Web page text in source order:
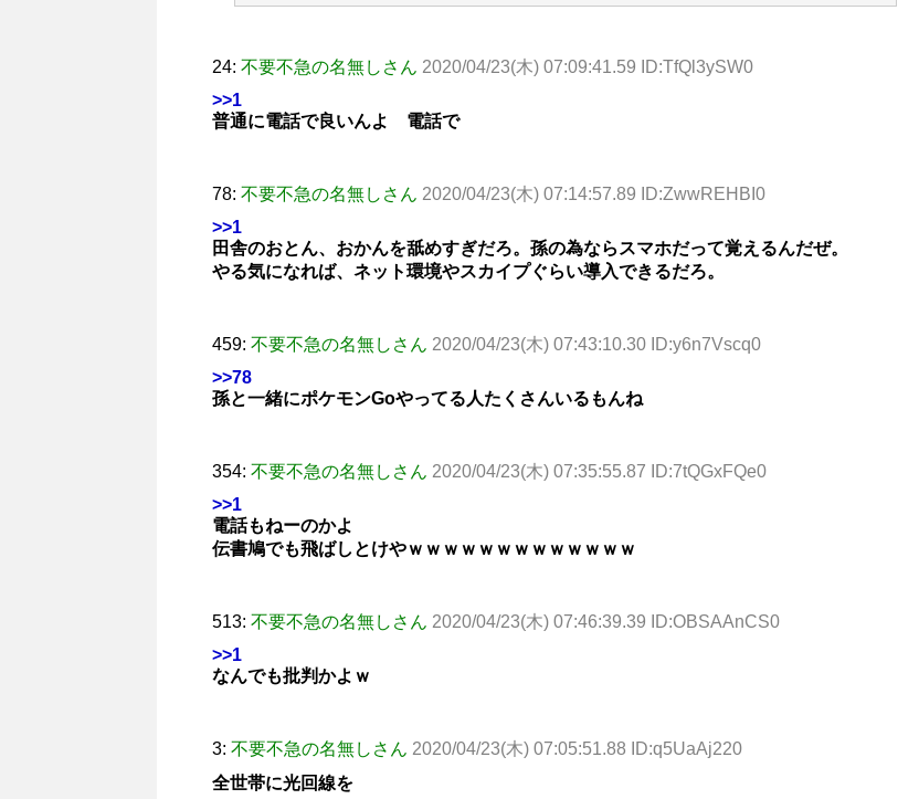
24: 不要不急の名無しさん 2020/04/23(木) 07:09:41.59 ID:TfQl3ySW0
>>1
普通に電話で良いんよ 電話で
78: 不要不急の名無しさん 2020/04/23(木) 07:14:57.89 ID:ZwwREHBI0
>>1
田舎のおとん、おかんを舐めすぎだろ。孫の為ならスマホだって覚えるんだぜ。
やる気になれば、ネット環境やスカイプぐらい導入できるだろ。
459: 不要不急の名無しさん 2020/04/23(木) 07:43:10.30 ID:y6n7Vscq0
>>78
孫と一緒にポケモンGoやってる人たくさんいるもんね
354: 不要不急の名無しさん 2020/04/23(木) 07:35:55.87 ID:7tQGxFQe0
>>1
電話もねーのかよ
伝書鳩でも飛ばしとけやｗｗｗｗｗｗｗｗｗｗｗｗｗ
513: 不要不急の名無しさん 2020/04/23(木) 07:46:39.39 ID:OBSAAnCS0
>>1
なんでも批判かよｗ
3: 不要不急の名無しさん 2020/04/23(木) 07:05:51.88 ID:q5UaAj220
全世帯に光回線を